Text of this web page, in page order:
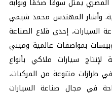
وأشار المهندس محمد شيمي
السيارات، إحدى قلاع الصناعة
بمواصفات عالمية وميني
لإنتاج سيارات ملاكي بأنواع
طرازات متنوعة من المركبات،
في مجال صناعة السيارات